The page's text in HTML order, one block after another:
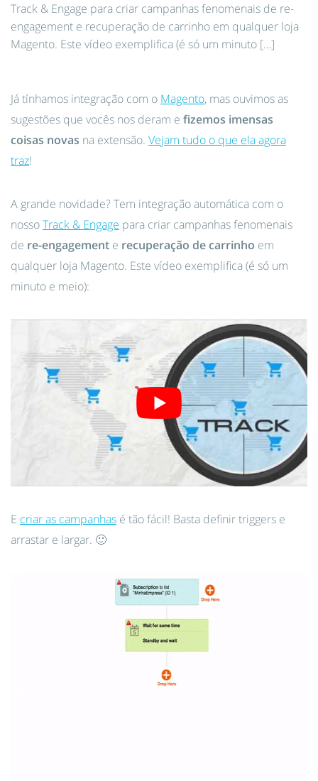
Track & Engage para criar campanhas fenomenais de re-
engagement e recuperação de carrinho em qualquer loja
Magento. Este vídeo exemplifica (é só um minuto […]
Já tínhamos integração com o Magento, mas ouvimos as
sugestões que vocês nos deram e fizemos imensas
coisas novas na extensão. Vejam tudo o que ela agora
traz!
A grande novidade? Tem integração automática com o
nossoTrack & Engage para criar campanhas fenomenais
de re-engagement e recuperação de carrinho em
qualquer loja Magento. Este vídeo exemplifica (é só um
minuto e meio):
E criar as campanhas é tão fácil! Basta definir triggers e
arrastar e largar. 🙂